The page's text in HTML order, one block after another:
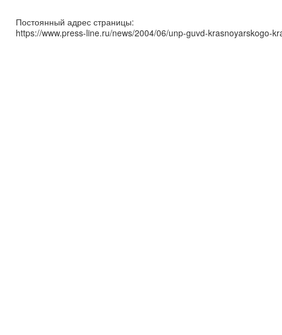
Постоянный адрес страницы:
https://www.press-line.ru/news/2004/06/unp-guvd-krasnoyarskogo-